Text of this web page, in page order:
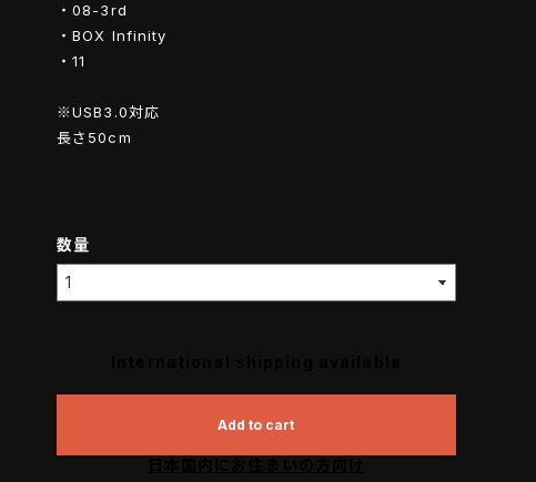
・08-3rd
・BOX Infinity
・11
※USB3.0対応
長さ50cm
数量
Add to cart